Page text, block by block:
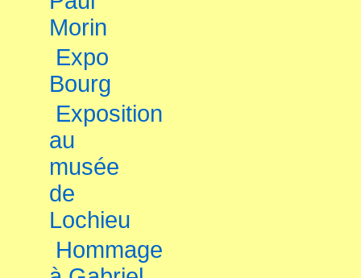
Morin
Expo
Bourg
Exposition
au
musée
de
Lochieu
Hommage